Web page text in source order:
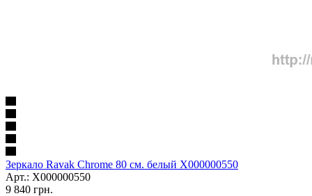
Зеркало Ravak Chrome 80 см. белый X000000550
Арт.: X000000550
9 840 грн.